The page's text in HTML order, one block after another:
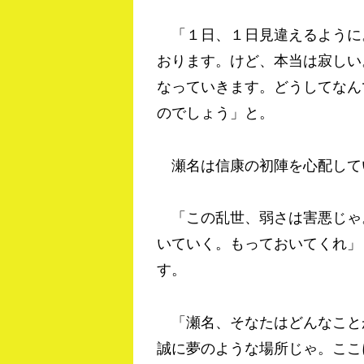
「１日、１日見違えるよう
おります。けど、本当は寂し
なっていきます。どうしてな
のでしょう」と。
瀬名は信康の初陣を心配して
「この乱世、弱さは害悪じ
いていく。もっておいてくれ
す。
「瀬名、そなたはどんなこ
誠に夢のような場所じゃ。こ